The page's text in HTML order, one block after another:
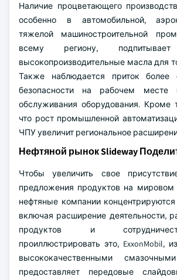
Наличие процветающего
особенно в автомобильной,
тяжелой машиностроительной
всему региону,
высокопроизводительные масла для
Также наблюдается приток более
безопасности на рабочем месте
обслуживания оборудования. Кроме
что рост промышленной
ЧПУ увеличит региональное
Нефтяной рынок Slideway
Чтобы увеличить свое
предложения продуктов на
нефтяные компании
включая расширение деятельности,
продуктов и
проиллюстрировать это, ExxonMobil,
высококачественными
предоставляет передовые